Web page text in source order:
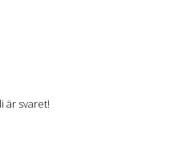
är svaret!